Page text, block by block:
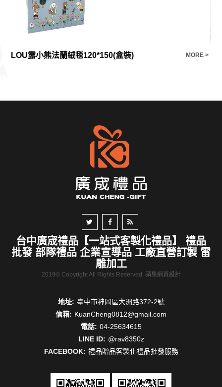
LOU露小熊法蘭絨毯120*150(盒裝) MORE >
台中廣宬禮品【一站式客製化禮品】 禮品
批發 部隊禮品 企業宣導品 工廠直營訂製 雷
雕加工
2019© Copyright All Rights Reserved 蘋果網頁設計
地址: 臺中市神岡區大洲路372-2號
信箱: KuanCheng0812@gmail.com
電話: 04-25634615
LINE ID: @rav8350z
FACEBOOK: 禮品贈品客製化禮品批發服務